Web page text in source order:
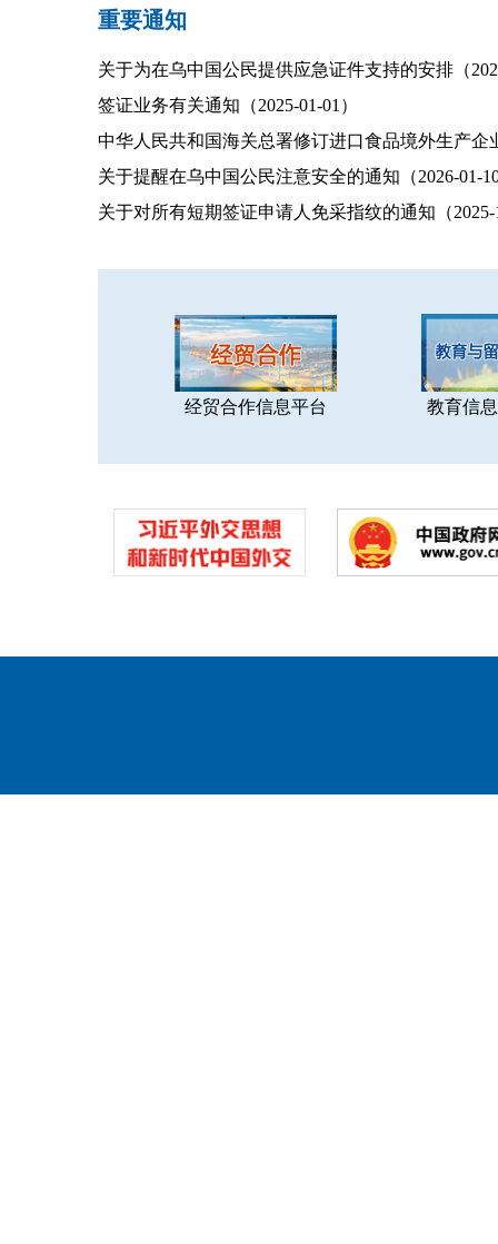
重要通知
关于为在乌中国公民提供应急证件支持的安排（
签证业务有关通知（2025-01-01）
中华人民共和国海关总署修订进口食品境外生产企
关于提醒在乌中国公民注意安全的通知（2026-01-
关于对所有短期签证申请人免采指纹的通知（2025-
经贸合作信息平台 教育信